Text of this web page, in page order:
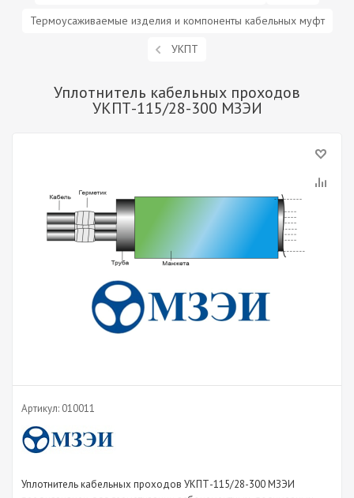
Термоусаживаемые изделия и компоненты кабельных муфт
УКПТ
Уплотнитель кабельных проходов
УКПТ-115/28-300 МЗЭИ
Артикул: 010011
Уплотнитель кабельных проходов УКПТ-115/28-300 МЗЭИ